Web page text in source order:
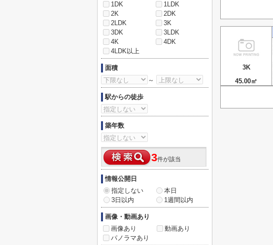
3K
45.00㎡
1DK
1LDK
2K
2DK
2LDK
3K
3DK
3LDK
4K
4DK
4LDK以上
面積
～
駅からの徒歩
築年数
3件が該当
情報公開日
指定しない
本日
3日以内
1週間以内
画像・動画あり
画像あり
動画あり
パノラマあり